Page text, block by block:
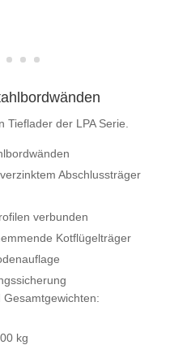
der LPA Serie.
Abschlussträger
verbunden
Kotflügelträger
kg